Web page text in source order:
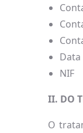
NIF
II. DO
O